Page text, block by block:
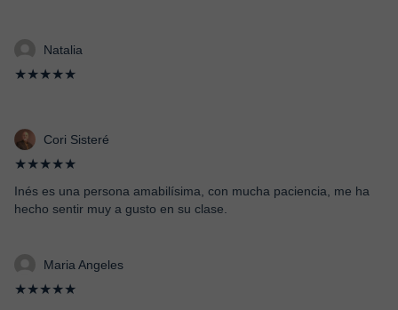
Natalia
★★★★★
Cori Sisteré
★★★★★
Inés es una persona amabilísima, con mucha paciencia, me ha
hecho sentir muy a gusto en su clase.
Maria Angeles
★★★★★